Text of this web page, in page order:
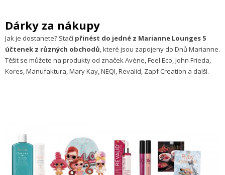
Dárky za nákupy
Jak je dostanete? Stačí přinést do jedné z Marianne Lounges 5
účtenek z různých obchodů, které jsou zapojeny do Dnů Marianne.
Těšit se můžete na produkty od značek Avène, Feel Eco, John Frieda,
Kores, Manufaktura, Mary Kay, NEQI, Revalid, Zapf Creation a další.